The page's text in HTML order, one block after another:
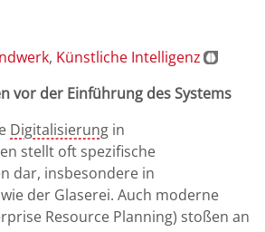
Künstliche Intelligenz
vor der Einführung des Systems
Digitalisierung in
stellt oft spezifische
dar, insbesondere in
der Glaserei. Auch moderne
Resource Planning) stoßen an